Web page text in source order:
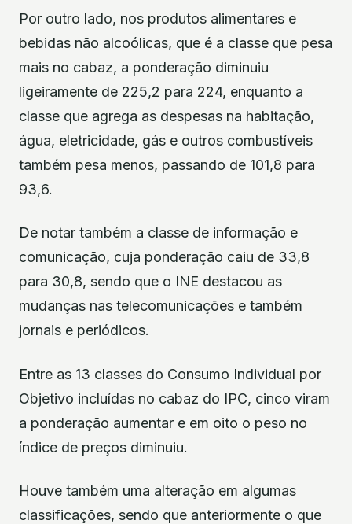
Por outro lado, nos produtos alimentares e
bebidas não alcoólicas, que é a classe que pesa
mais no cabaz, a ponderação diminuiu
ligeiramente de 225,2 para 224, enquanto a
classe que agrega as despesas na habitação,
água, eletricidade, gás e outros combustíveis
também pesa menos, passando de 101,8 para
93,6.
De notar também a classe de informação e
comunicação, cuja ponderação caiu de 33,8
para 30,8, sendo que o INE destacou as
mudanças nas telecomunicações e também
jornais e periódicos.
Entre as 13 classes do Consumo Individual por
Objetivo incluídas no cabaz do IPC, cinco viram
a ponderação aumentar e em oito o peso no
índice de preços diminuiu.
Houve também uma alteração em algumas
classificações, sendo que anteriormente o que